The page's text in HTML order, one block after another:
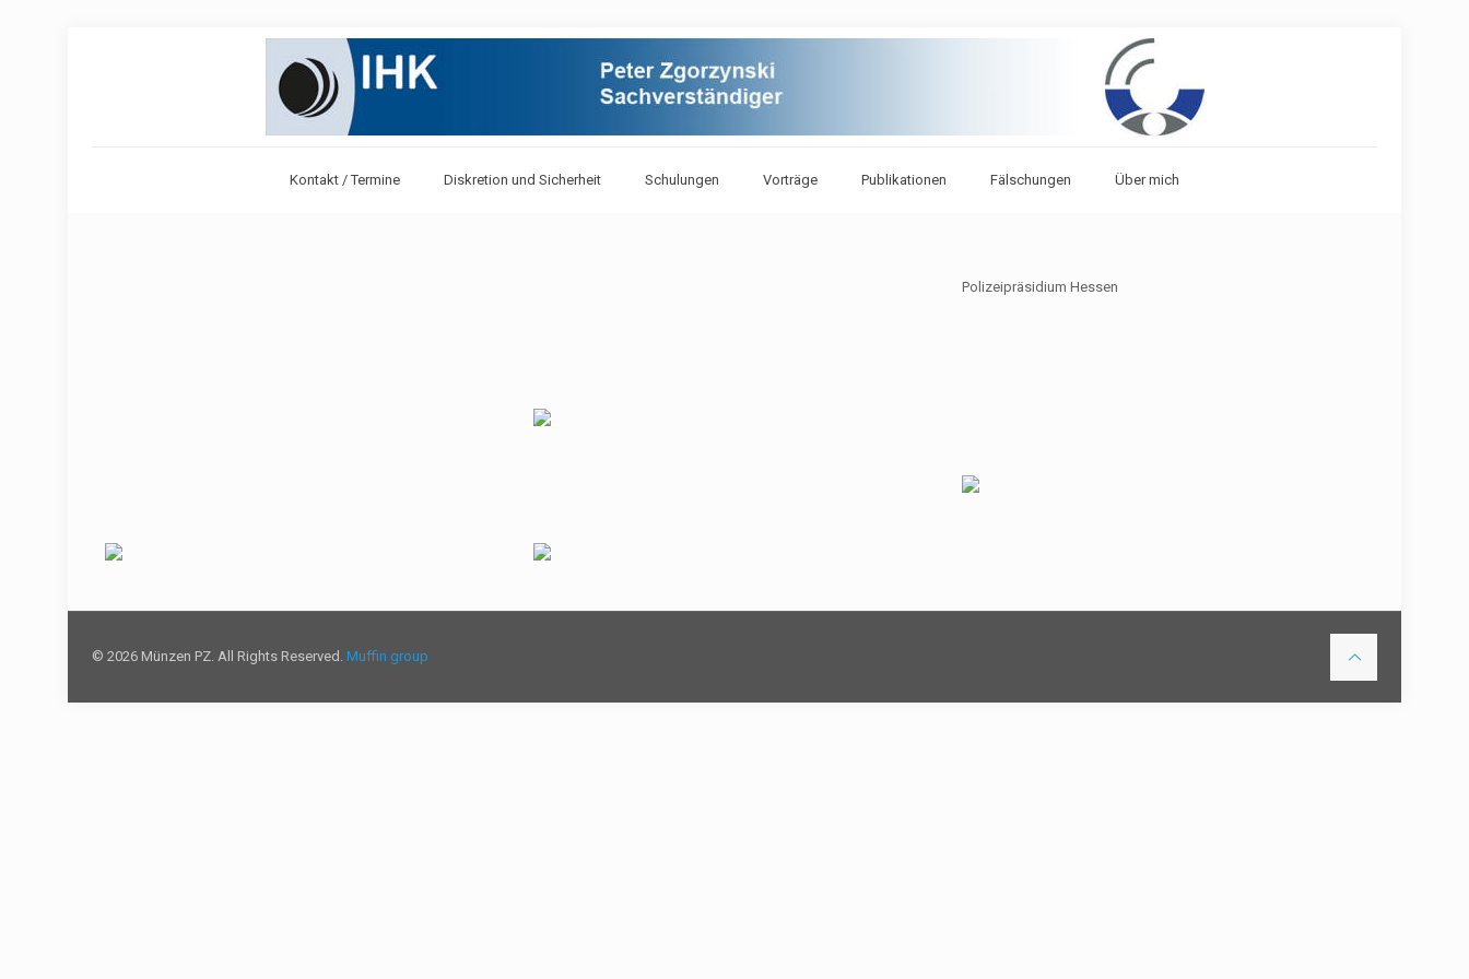
Kontakt / Termine Diskretion und Sicherheit Schulungen Vorträge Publikationen Fälschungen Über mich
Polizeipräsidium Hessen
© 2026 Münzen PZ. All Rights Reserved. Muffin group